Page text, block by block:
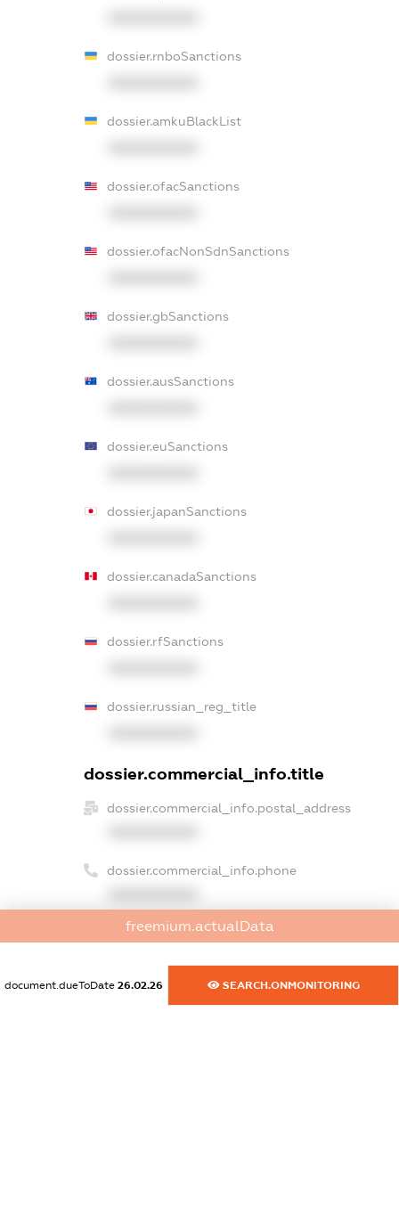
dossier.rnboSanctions
dossier.amkuBlackList
dossier.ofacSanctions
dossier.ofacNonSdnSanctions
dossier.gbSanctions
dossier.ausSanctions
dossier.euSanctions
dossier.japanSanctions
dossier.canadaSanctions
dossier.rfSanctions
dossier.russian_reg_title
dossier.commercial_info.title
dossier.commercial_info.postal_address
dossier.commercial_info.phone
dossier.commercial_info.fax
freemium.actualData
document.dueToDate 26.02.26 SEARCH.ONMONITORING